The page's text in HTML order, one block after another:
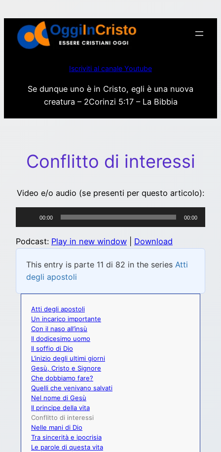
contenuto
Iscriviti al canale Youtube
Se dunque uno è in Cristo, egli è una nuova
creatura – 2Corinzi 5:17 – La Bibbia
Conflitto di interessi
Video e/o audio (se presenti per questo articolo):
Player
00:00 00:00
Podcast: Play in new window Download
This entry is parte 11 di 82 in the series Atti
degli apostoli
Atti degli apostoli
Un incarico importante
Con il naso all’insù
Il dodicesimo uomo
Il soffio di Dio
L’inizio degli ultimi giorni
Gesù, Cristo e Signore
Che dobbiamo fare?
Quelli che venivano salvati
Nel nome di Gesù
Il principe della vita
Conflitto di interessi
Nelle mani di Dio
Tra sincerità e ipocrisia
Le parole di questa vita